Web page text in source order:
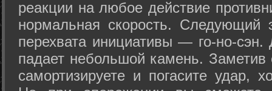
реакции на любое действие
нормальная скорость.
перехвата инициативы — го-но-
падает небольшой камень.
самортизируете и погасите удар,